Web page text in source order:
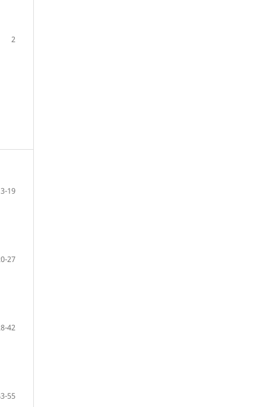
2
3-19
27
42
55